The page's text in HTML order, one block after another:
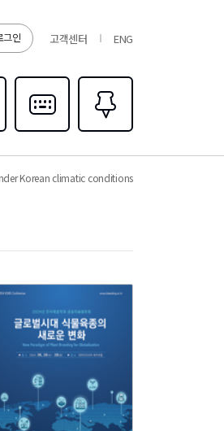
그인 고객센터 ENG
다국어입력
즐겨찾기0
Korean climatic conditions
conditions